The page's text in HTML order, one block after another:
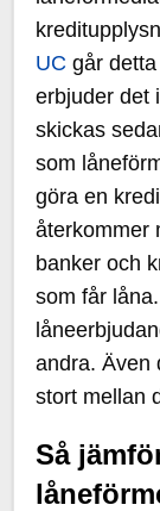
UC går
erbjuder det
skickas
som
göra en
återkommer
banker och
som får
andra. Även
stort mellan
Så